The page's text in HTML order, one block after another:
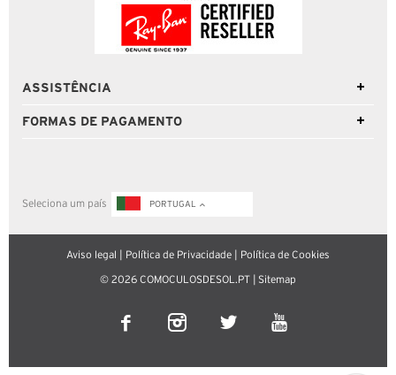
ASSISTÊNCIA
FORMAS DE PAGAMENTO
Seleciona um país PORTUGAL
Aviso legal Política de Privacidade Política de Cookies
© 2026 COMOCULOSDESOL.PT | Sitemap